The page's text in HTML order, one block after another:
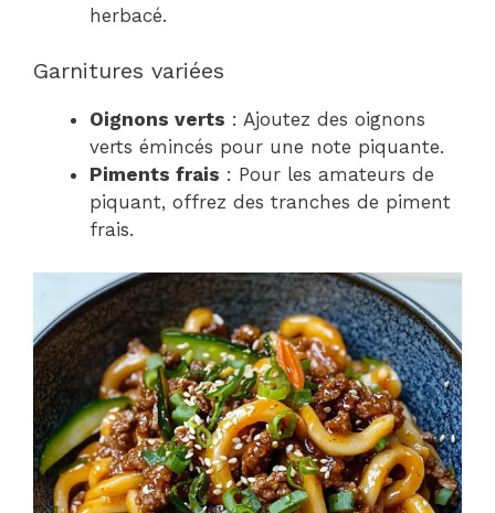
herbacé.
Garnitures variées
Oignons verts : Ajoutez des oignons
verts émincés pour une note piquante.
Piments frais : Pour les amateurs de
piquant, offrez des tranches de piment
frais.